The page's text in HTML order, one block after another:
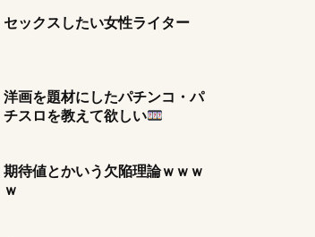
セックスしたい女性ライター
洋画を題材にしたパチンコ・パ
チスロを教えて欲しい
期待値とかいう欠陥理論ｗｗｗ
ｗ